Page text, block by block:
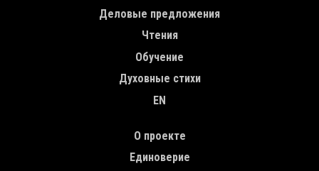
Деловые предложения
Чтения
Обучение
Духовные стихи
EN
О проекте
Единоверие